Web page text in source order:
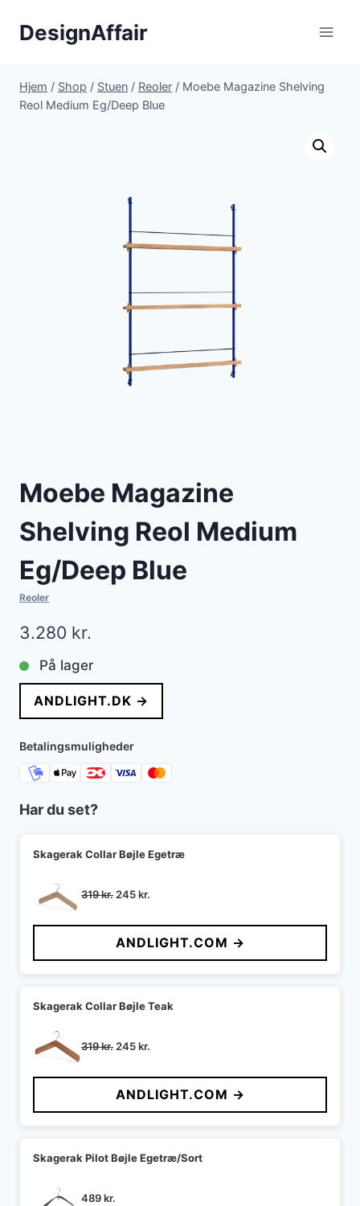
DesignAffair
Hjem / Shop / Stuen / Reoler / Moebe Magazine Shelving
Reol Medium Eg/Deep Blue
Moebe Magazine
Shelving Reol Medium
Eg/Deep Blue
Reoler
3.280 kr.
På lager
ANDLIGHT.DK →
Betalingsmuligheder
Har du set?
Skagerak Collar Bøjle Egetræ
319kr. Den
pris
var:
319 kr..
245kr.
pris
er:
245 kr..
ANDLIGHT.COM →
Skagerak Collar Bøjle Teak
319kr. Den
pris
var:
319 kr..
245kr.
pris
er:
245 kr..
ANDLIGHT.COM →
Skagerak Pilot Bøjle Egetræ/Sort
489kr.